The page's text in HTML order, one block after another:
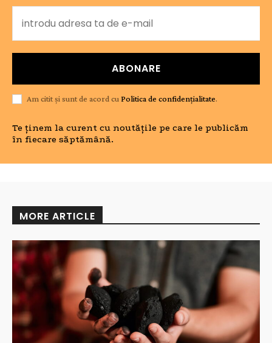
ABONARE
Am citit și sunt de acord cuPolitica de confidențialitate.
Te ținem la curent cu noutățile pe care le publicăm
în fiecare săptămână.
MORE ARTICLE